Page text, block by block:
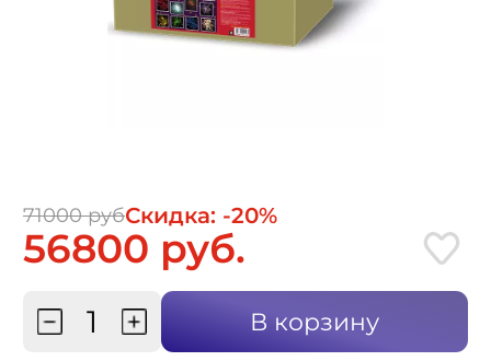
71000 рубСкидка: -20%
56800 руб.
В корзину